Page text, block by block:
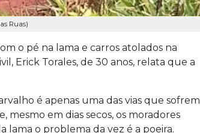
Ruas)
o pé na lama e carros atolados na
Erick Torales, de 30 anos, relata que a
é apenas uma das vias que sofrem
em dias secos, os moradores
lama o problema da vez é a poeira.